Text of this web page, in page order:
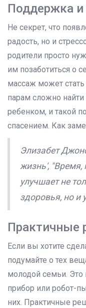
Поддержка и
Не секрет, что
радость, но и
родители просто
им позаботиться о
массаж может
парам сложно
ребенком, и такой
спасением. Как
Элизабет
жизнь', "Время,
улучшает не
здоровья, но и
Практичные
Если вы хотите
подумайте о тех
молодой семьи.
прибор или робот-
них. Практичные